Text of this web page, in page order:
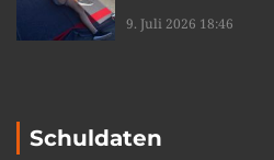
9. Juli 2026 18:46
Schuldaten